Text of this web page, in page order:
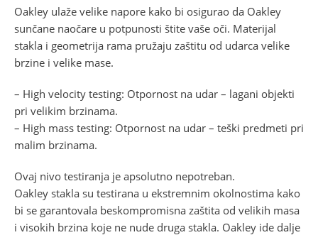
Oakley ulaže velike napore kako bi osigurao da Oakley
sunčane naočare u potpunosti štite vaše oči. Materijal
stakla i geometrija rama pružaju zaštitu od udarca velike
brzine i velike mase.
– High velocity testing: Otpornost na udar – lagani objekti
pri velikim brzinama.
– High mass testing: Otpornost na udar – teški predmeti pri
malim brzinama.
Ovaj nivo testiranja je apsolutno nepotreban.
Oakley stakla su testirana u ekstremnim okolnostima kako
bi se garantovala beskompromisna zaštita od velikih masa
i visokih brzina koje ne nude druga stakla. Oakley ide dalje